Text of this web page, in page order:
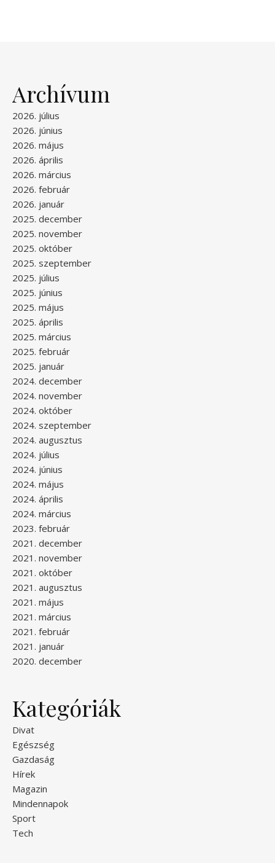
Archívum
2026. július
2026. június
2026. május
2026. április
2026. március
2026. február
2026. január
2025. december
2025. november
2025. október
2025. szeptember
2025. július
2025. június
2025. május
2025. április
2025. március
2025. február
2025. január
2024. december
2024. november
2024. október
2024. szeptember
2024. augusztus
2024. július
2024. június
2024. május
2024. április
2024. március
2023. február
2021. december
2021. november
2021. október
2021. augusztus
2021. május
2021. március
2021. február
2021. január
2020. december
Kategóriák
Divat
Egészség
Gazdaság
Hírek
Magazin
Mindennapok
Sport
Tech